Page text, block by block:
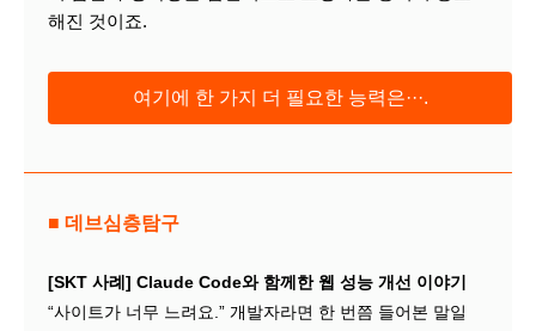
해진 것이죠.
여기에 한 가지 더 필요한 능력은···.
■ 데브심층탐구
[SKT 사례] Claude Code와 함께한 웹 성능 개선 이야기
“사이트가 너무 느려요.” 개발자라면 한 번쯤 들어본 말일